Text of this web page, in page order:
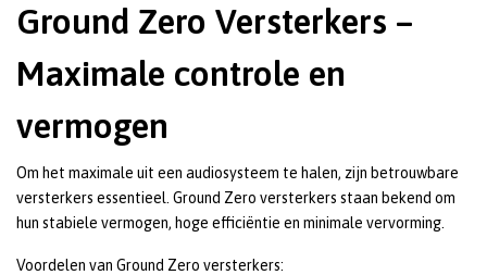
Ground Zero Versterkers –
Maximale controle en
vermogen
Om het maximale uit een audiosysteem te halen, zijn betrouwbare
versterkers essentieel. Ground Zero versterkers staan bekend om
hun stabiele vermogen, hoge efficiëntie en minimale vervorming.
Voordelen van Ground Zero versterkers: